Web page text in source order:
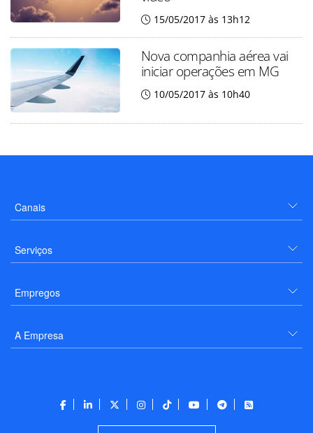
15/05/2017 às 13h12
Nova companhia aérea vai
iniciar operações em MG
10/05/2017 às 10h40
Canais
Serviços
Empregos
A Empresa